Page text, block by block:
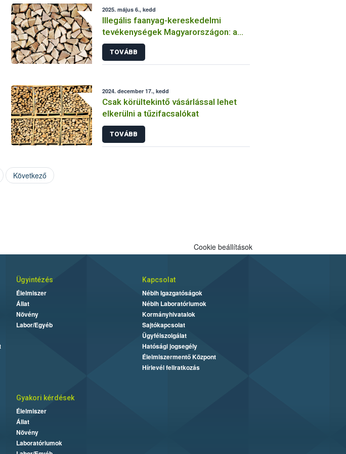
2025. május 6., kedd
Illegális faanyag-kereskedelmi
tevékenységek Magyarországon: a
2024-es év összefoglalója
TOVÁBB
2024. december 17., kedd
Csak körültekintő vásárlással lehet
elkerülni a tűzifacsalókat
TOVÁBB
Következő
Cookie beállítások
Ügyintézés
Élelmiszer
Állat
Növény
Labor/Egyéb
Kapcsolat
Nébih Igazgatóságok
Nébih Laboratóriumok
Kormányhivatalok
Sajtókapcsolat
Ügyfélszolgálat
Hatósági jogsegély
Élelmiszermentő Központ
Hírlevél feliratkozás
Gyakori kérdések
Élelmiszer
Állat
Növény
Laboratóriumok